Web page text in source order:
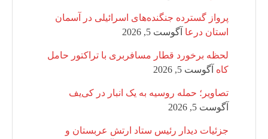
پرواز گسترده جنگنده‌های اسرائیلی در آسمان
استان درعا آگوست 5, 2026
لحظه برخورد قطار مسافربری با تراکتور حامل
کاه آگوست 5, 2026
تصاویر؛ حمله روسیه به یک انبار در کی‌یف
آگوست 5, 2026
جزئیات دیدار رئیس ستاد ارتش عربستان و